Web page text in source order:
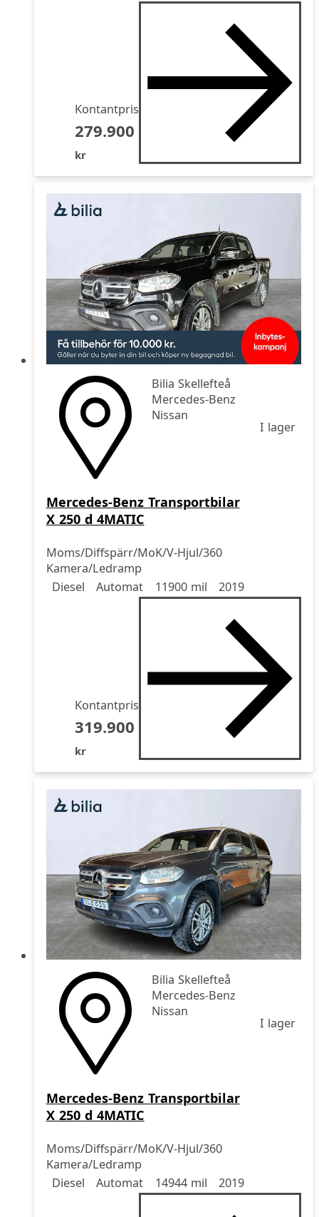
Kontantpris
279.900
kr
Bilia Skellefteå
Mercedes-Benz
Nissan
I lager
Mercedes-Benz Transportbilar
X 250 d 4MATIC
Moms/Diffspärr/MoK/V-Hjul/360
Kamera/Ledramp
Drivmedel
Diesel
DrivmedelAutomat
Miltal 11900 mil
årsmodell 2019
Kontantpris
319.900
kr
Bilia Skellefteå
Mercedes-Benz
Nissan
I lager
Mercedes-Benz Transportbilar
X 250 d 4MATIC
Moms/Diffspärr/MoK/V-Hjul/360
Kamera/Ledramp
Drivmedel
Diesel
DrivmedelAutomat
Miltal 14944 mil
årsmodell 2019